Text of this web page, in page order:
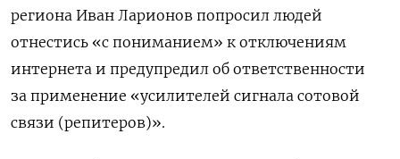
региона Иван Ларионов попросил людей
отнестись «с пониманием» к отключениям
интернета и предупредил об ответственности
за применение «усилителей сигнала сотовой
связи (репитеров)».